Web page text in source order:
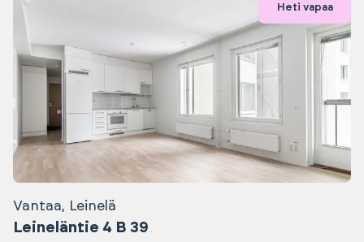
Heti vapaa
Vantaa, Leinelä
Leineläntie 4 B 39